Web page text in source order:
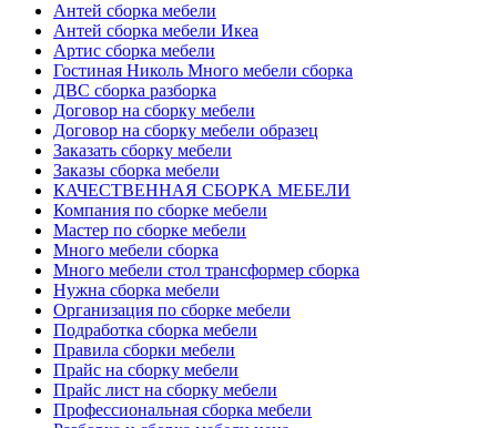
Антей сборка мебели
Антей сборка мебели Икеа
Артис сборка мебели
Гостиная Николь Много мебели сборка
ДВС сборка разборка
Договор на сборку мебели
Договор на сборку мебели образец
Заказать сборку мебели
Заказы сборка мебели
КАЧЕСТВЕННАЯ СБОРКА МЕБЕЛИ
Компания по сборке мебели
Мастер по сборке мебели
Много мебели сборка
Много мебели стол трансформер сборка
Нужна сборка мебели
Организация по сборке мебели
Подработка сборка мебели
Правила сборки мебели
Прайс на сборку мебели
Прайс лист на сборку мебели
Профессиональная сборка мебели